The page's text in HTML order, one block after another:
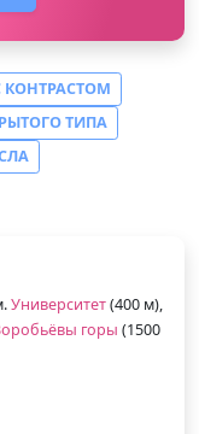
КОНТРАСТОМ
ТИПА
Университет(400 м),
горы (1500